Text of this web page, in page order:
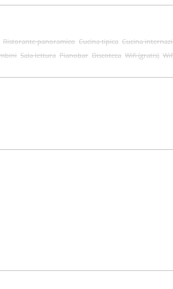
Ristorante panoramico Cucina tipica Cucina
Sala lettura Pianobar Discoteca Wifi (gratis)